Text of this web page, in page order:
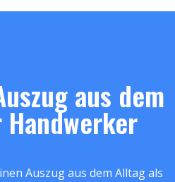
aus dem
Auszug aus dem Alltag als